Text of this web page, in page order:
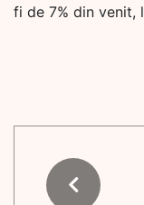
fi de 7% din venit,